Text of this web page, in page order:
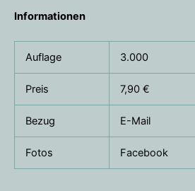
Informationen
Auflage 3.000
Preis 7,90 €
Bezug E-Mail
Fotos Facebook